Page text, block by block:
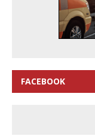
FACEBOOK